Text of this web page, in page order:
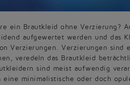
ein Brautkleid ohne Verzierung?
aufgewertet werden und das
Verzierungen. Verzierungen sind
veredeln das Brautkleid
sind meist aufwendig
eine minimalistische oder doch